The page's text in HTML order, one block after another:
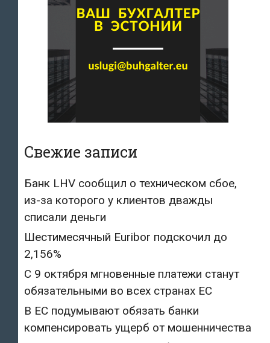
Свежие записи
Банк LHV сообщил о техническом сбое,
из-за которого у клиентов дважды
списали деньги
Шестимесячный Euribor подскочил до
2,156%
С 9 октября мгновенные платежи станут
обязательными во всех странах ЕС
В ЕС подумывают обязать банки
компенсировать ущерб от мошенничества